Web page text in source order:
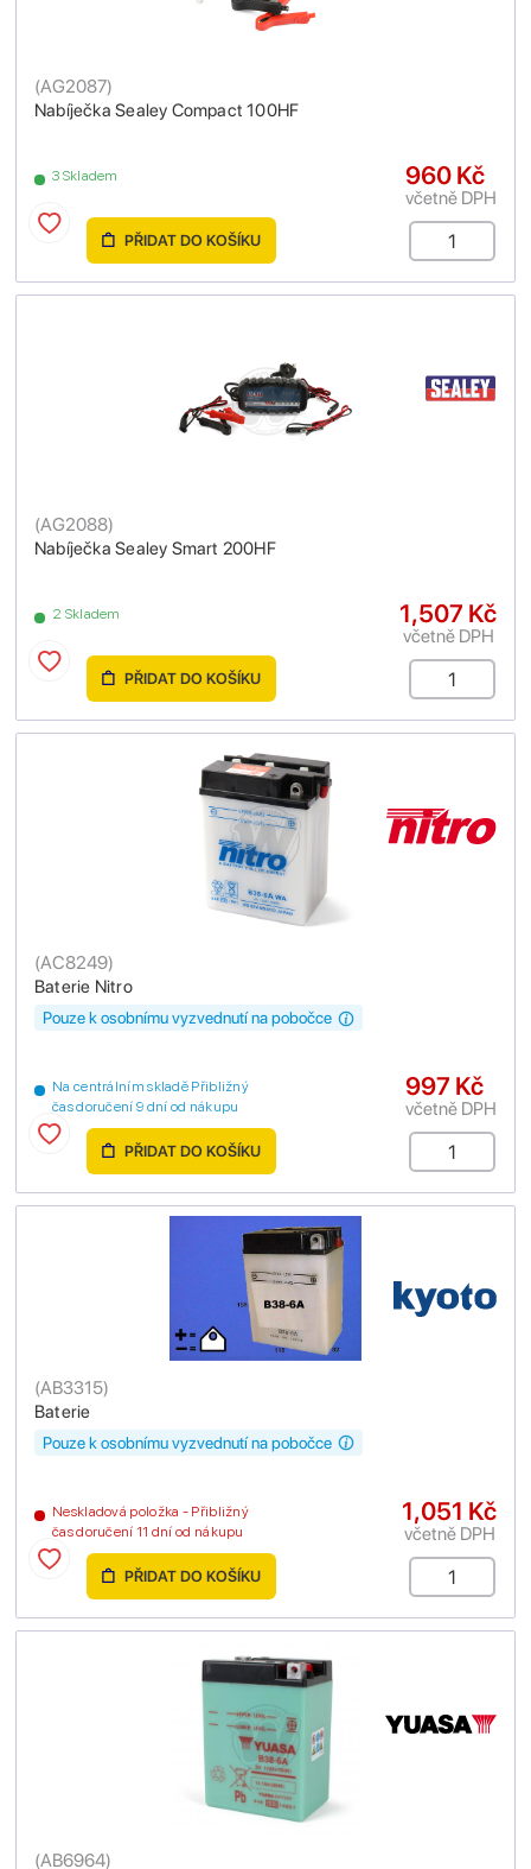
Nabíječka Sealey Compact 100HF
(AG2087)
3 Skladem 960 Kč
včetně DPH
PŘIDAT DO KOŠÍKU
Nabíječka Sealey Smart 200HF
(AG2088)
2 Skladem 1,507 Kč
včetně DPH
PŘIDAT DO KOŠÍKU
Baterie Nitro
(AC8249)
Na centrálním skladě Přibližný
čas doručení 9 dní od nákupu
Pouze k osobnímu vyzvednutí na pobočce
997 Kč
včetně DPH
PŘIDAT DO KOŠÍKU
Baterie
(AB3315)
Neskladová položka - Přibližný
čas doručení 11 dní od nákupu
Pouze k osobnímu vyzvednutí na pobočce
1,051 Kč
včetně DPH
PŘIDAT DO KOŠÍKU
(AB6964)